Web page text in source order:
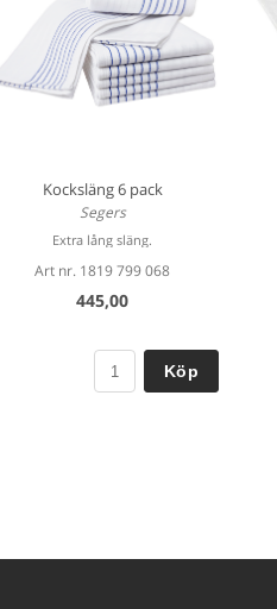
Kocksläng 6 pack
Segers
Extra lång släng.
Art nr. 1819 799 068
445,00
Köp